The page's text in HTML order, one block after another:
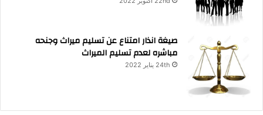
صيغة انذار امتناع عن تسليم ميراث وجنحه
مباشره لعدم تسليم الميراث
24th يناير 2022